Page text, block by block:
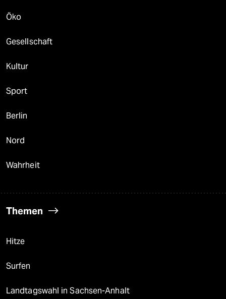
Öko
Gesellschaft
Kultur
Sport
Berlin
Nord
Wahrheit
Themen
Hitze
Surfen
Landtagswahl in Sachsen-Anhalt